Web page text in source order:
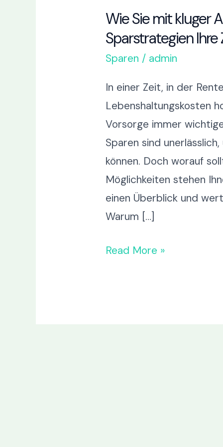
Wie Sie mit kluger
Sparstrategien
Sparen / admin
In einer Zeit, in der
Lebenshaltungskosten
Vorsorge immer
Sparen sind
können. Doch worauf
Möglichkeiten stehen
einen Überblick und
Warum […]
Read More »